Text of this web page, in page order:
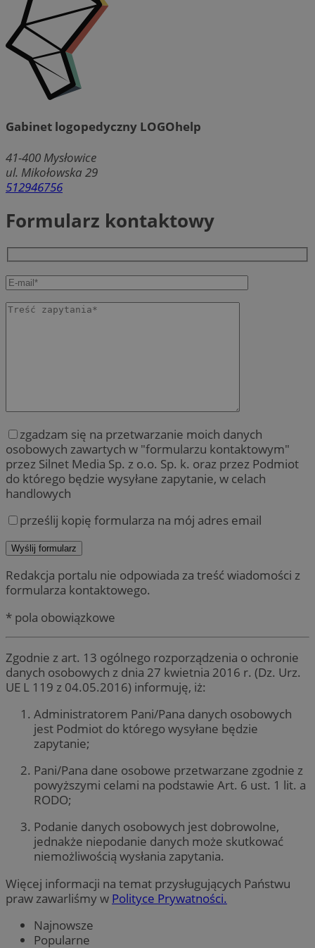
Gabinet logopedyczny LOGOhelp
41-400 Mysłowice
ul. Mikołowska 29
512946756
Formularz kontaktowy
zgadzam się na przetwarzanie moich danych
osobowych zawartych w "formularzu kontaktowym"
przez Silnet Media Sp. z o.o. Sp. k. oraz przez Podmiot
do którego będzie wysyłane zapytanie, w celach
handlowych
prześlij kopię formularza na mój adres email
Redakcja portalu nie odpowiada za treść wiadomości z
formularza kontaktowego.
* pola obowiązkowe
Zgodnie z art. 13 ogólnego rozporządzenia o ochronie
danych osobowych z dnia 27 kwietnia 2016 r. (Dz. Urz.
UE L 119 z 04.05.2016) informuję, iż:
Administratorem Pani/Pana danych osobowych
jest Podmiot do którego wysyłane będzie
zapytanie;
Pani/Pana dane osobowe przetwarzane zgodnie z
powyższymi celami na podstawie Art. 6 ust. 1 lit. a
RODO;
Podanie danych osobowych jest dobrowolne,
jednakże niepodanie danych może skutkować
niemożliwością wysłania zapytania.
Więcej informacji na temat przysługujących Państwu
praw zawarliśmy w Polityce Prywatności.
Najnowsze
Popularne